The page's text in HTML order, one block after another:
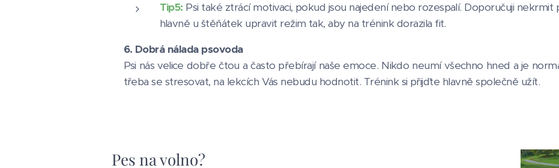
Tip5: Psi také ztrácí motivaci, pokud jsou najedení nebo rozespalí. Doporučuji
hlavně u štěňátek upravit režim tak, aby na trénink dorazila fit.
6. Dobrá nálada psovoda
Psi nás velice dobře čtou a často přebírají naše emoce. Nikdo neumí všechno hned a je
třeba se stresovat, na lekcích Vás nebudu hodnotit. Trénink si přijďte hlavně společně užít.
Pes na volno?